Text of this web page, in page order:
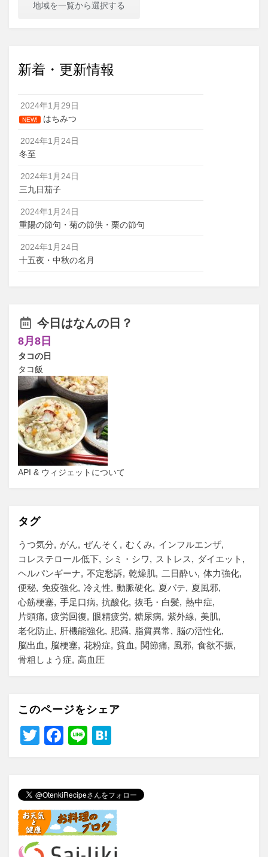
地域を一覧から選択する
新着・更新情報
2024年1月29日
NEW! はちみつ
2024年1月24日
冬至
2024年1月24日
三九日茄子
2024年1月24日
重陽の節句・菊の節供・栗の節句
2024年1月24日
十五夜・中秋の名月
今日はなんの日？
8月8日
タコの日
タコ飯
API & ウィジェットについて
タグ
うつ気分 がん ぜんそく むくみ
インフルエンザ
コレステロール低下
シミ・シワ ストレス
ダイエット
ヘルパンギーナ
不定愁訴 乾燥肌 二日酔い
体力強化
便秘 免疫強化 冷え性 動脈硬化 夏バテ
夏風邪
心筋梗塞 手足口病 抗酸化 抜毛・白髪 熱中症
片頭痛
疲労回復 眼精疲労 糖尿病 紫外線
美肌
老化防止
肝機能強化 肥満 脂質異常
脳の活性化
脳出血
脳梗塞 花粉症 貧血 関節痛 風邪 食欲不振
骨粗しょう症
高血圧
このページをシェア
T
er
F
e
b
o
o
Li
n
a